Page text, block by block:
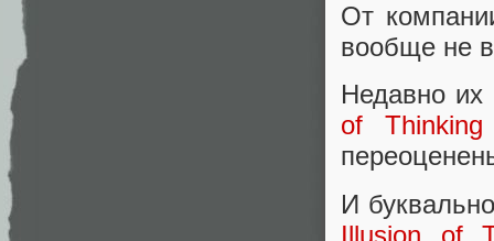
От
вообще не
Недавно их
of Thinking
И
Illusion of